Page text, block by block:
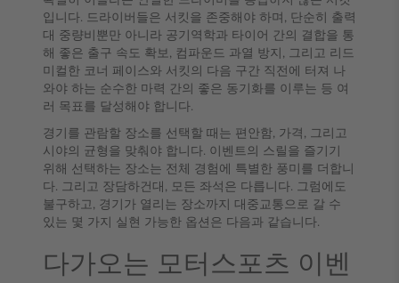
입니다. 드라이버들은 서킷을 존중해야 하며, 단순히 출력
대 중량비뿐만 아니라 공기역학과 타이어 간의 결합을 통
해 좋은 출구 속도 확보, 컴파운드 과열 방지, 그리고 리드
미컬한 코너 페이스와 서킷의 다음 구간 직전에 터져 나
와야 하는 순수한 마력 간의 좋은 동기화를 이루는 등 여
러 목표를 달성해야 합니다.
경기를 관람할 장소를 선택할 때는 편안함, 가격, 그리고
시야의 균형을 맞춰야 합니다. 이벤트의 스릴을 즐기기
위해 선택하는 장소는 전체 경험에 특별한 풍미를 더합니
다. 그리고 장담하건대, 모든 좌석은 다릅니다. 그럼에도
불구하고, 경기가 열리는 장소까지 대중교통으로 갈 수
있는 몇 가지 실현 가능한 옵션은 다음과 같습니다.
다가오는 모터스포츠 이벤